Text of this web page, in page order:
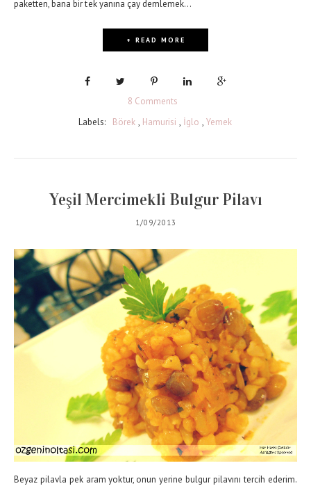
paketten, bana bir tek yanına çay demlemek...
+ READ MORE
8 Comments
Labels:
Börek , Hamurisi , İglo , Yemek
Yeşil Mercimekli Bulgur Pilavı
1/09/2013
Beyaz pilavla pek aram yoktur, onun yerine bulgur pilavını tercih ederim.